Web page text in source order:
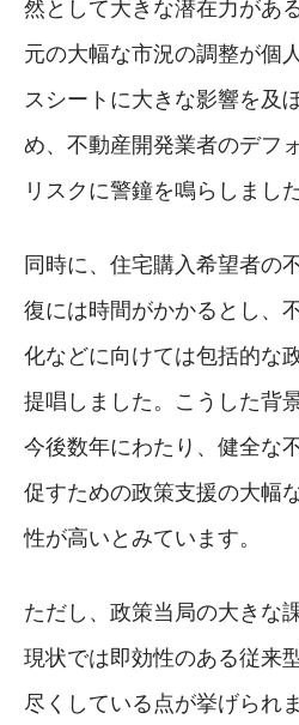
然として大きな潜在力があ
元の大幅な市況の調整が個
スシートに大きな影響を及
め、不動産開発業者のデフ
リスクに警鐘を鳴らしました
同時に、住宅購入希望者の
復には時間がかかるとし、
化などに向けては包括的な
提唱しました。こうした背
今後数年にわたり、健全な
促すための政策支援の大幅
性が高いとみています。
ただし、政策当局の大きな
現状では即効性のある従来
尽くしている点が挙げられ